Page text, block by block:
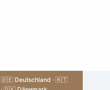
🇩🇪 Deutschland · 🇦🇹